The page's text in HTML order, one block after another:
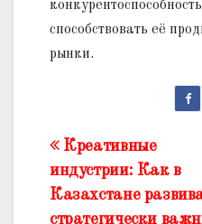
способствовать её
рынки.
Жазба
навигациясы
Креативные
индустрии: Как в
Казахстане
стратегически